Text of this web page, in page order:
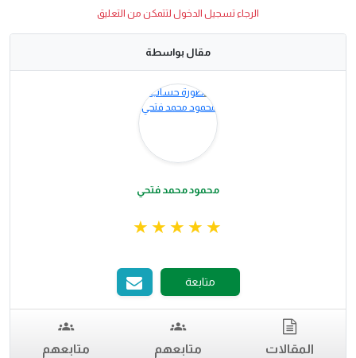
الرجاء تسجيل الدخول لتتمكن من التعليق
مقال بواسطة
محمود محمد فتحي
متابعة
المقالات متابعهم متابعهم